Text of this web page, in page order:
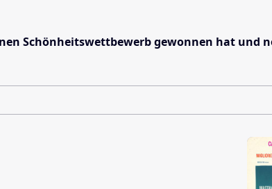
Schönheitswettbewerb gewonnen hat